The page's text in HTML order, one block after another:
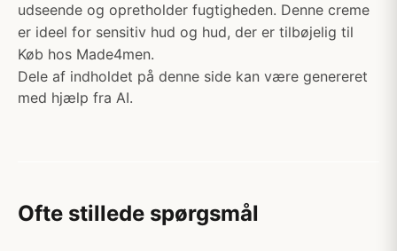
udseende og opretholder fugtigheden. Denne creme
er ideel for sensitiv hud og hud, der er tilbøjelig til
Køb hos Made4men.
Dele af indholdet på denne side kan være genereret
med hjælp fra AI.
Ofte stillede spørgsmål